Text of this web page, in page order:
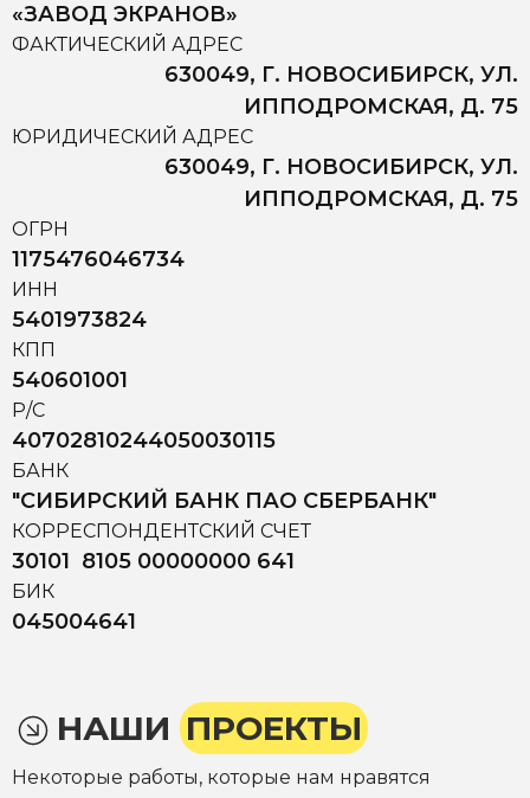
«ЗАВОД ЭКРАНОВ»
ФАКТИЧЕСКИЙ АДРЕС
630049, Г. НОВОСИБИРСК, УЛ.
ИППОДРОМСКАЯ, Д. 75
ЮРИДИЧЕСКИЙ АДРЕС
630049, Г. НОВОСИБИРСК, УЛ.
ИППОДРОМСКАЯ, Д. 75
ОГРН
1175476046734
ИНН
5401973824
КПП
540601001
Р/С
40702810244050030115
БАНК
"СИБИРСКИЙ БАНК ПАО СБЕРБАНК"
КОРРЕСПОНДЕНТСКИЙ СЧЕТ
30101 8105 00000000 641
БИК
045004641
НАШИ ПРОЕКТЫ
Некоторые работы, которые нам нравятся